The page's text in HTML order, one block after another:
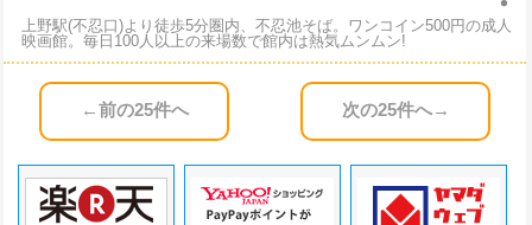
上野駅(不忍口)より徒歩5分圏内、不忍池そば。ワンコイン500円の成人
映画館。毎日100人以上の来場数で館内は熱気ムンムン!
←前の25件へ 次の25件へ→